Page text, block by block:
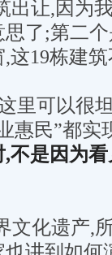
出让,因为
了;第二
这19栋建
里可以很
惠民”都实
不是因为
文化遗产,